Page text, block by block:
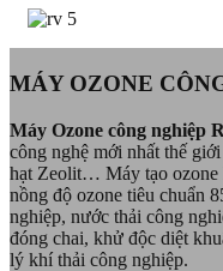
MÁY OZONE
Máy Ozone công nghiệp
công nghệ mới nhất thế
hạt Zeolit… Máy tạo ozone
nồng độ ozone tiêu chuẩn
nghiệp, nước thải công
đóng chai, khử độc diệt
lý khí thải công nghiệp.